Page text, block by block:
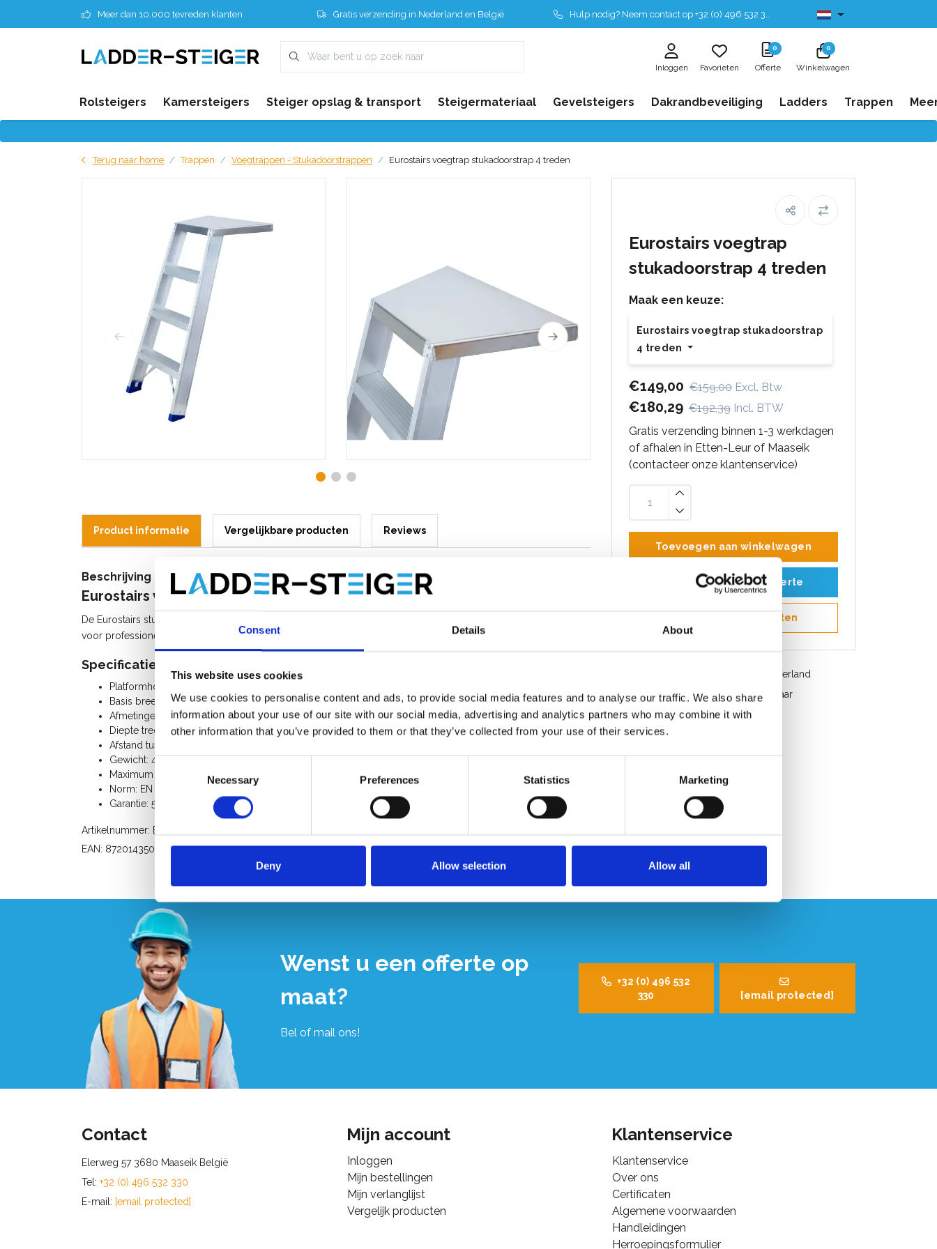
Consent Details About
This website uses cookies
We use cookies to personalise content and ads, to provide social media features and to analyse our traffic. We also share
information about your use of our site with our social media, advertising and analytics partners who may combine it with
other information that you’ve provided to them or that they’ve collected from your use of their services.
Consent
Necessary Preferences Statistics Marketing
Deny Allow selection Allow all
Meer dan 10.000 tevreden klanten Gratis verzending in Nederland en België Hulp nodig? Neem contact op +32 (0) 496 532 330 Leverbaar uit voorraad
Inloggen Favorieten
0
Offerte
0
Winkelwagen
Rolsteigers Kamersteigers Steiger opslag & transport Steigermateriaal Gevelsteigers Dakrandbeveiliging Ladders Trappen
Terug naar home Trappen Voegtrappen - Stukadoorstrappen Eurostairs voegtrap stukadoorstrap 4 treden
Eurostairs voegtrap
stukadoorstrap 4 treden
Maak een keuze:
Eurostairs voegtrap stukadoorstrap
4 treden
€149,00 €159,00 Excl. Btw
€180,29 €192,39 Incl. BTW
Gratis verzending binnen 1-3 werkdagen
of afhalen in Etten-Leur of Maaseik
(contacteer onze klantenservice)
Toevoegen aan winkelwagen
Toevoegen aan offerte
Opslaan in favorieten
Gratis verzending in België en Nederland
Snelle service. Uit voorraad leverbaar
Professioneel advies
Klantbeoordeling 9,2/10
Product informatie Vergelijkbare producten Reviews
Beschrijving
Eurostairs voegtrap stukadoorstrap 4 treden
De Eurostairs stuc-trap met 4 treden is een enkele trap met platform dat tegen de muur steunt. De ideale trap
voor professionele voegers en stukadoors. Uiterst licht en robuust, optimale stabiliteit.
Specificaties:
Platformhoogte: 0,98 m
Basis breedte: 51 cm
Afmetingen platform: 37 cm x 44 cm
Diepte treden: 8 cm
Afstand tussen de treden: 25 cm
Gewicht: 4,4 Kg
Maximum belasting: 150 Kg
Norm: EN 131 / NEN 2484
Garantie: 5 jaar
Artikelnummer: ES10060130
EAN: 8720143508936
Wenst u een offerte op
maat?
Bel of mail ons!
+32 (0) 496 532
330
[email protected]
Contact
Elerweg 57 3680 Maaseik België
Tel: +32 (0) 496 532 330
E-mail: [email protected]
Mijn account
Inloggen
Mijn bestellingen
Mijn verlanglijst
Vergelijk producten
Klantenservice
Klantenservice
Over ons
Certificaten
Algemene voorwaarden
Handleidingen
Herroepingsformulier